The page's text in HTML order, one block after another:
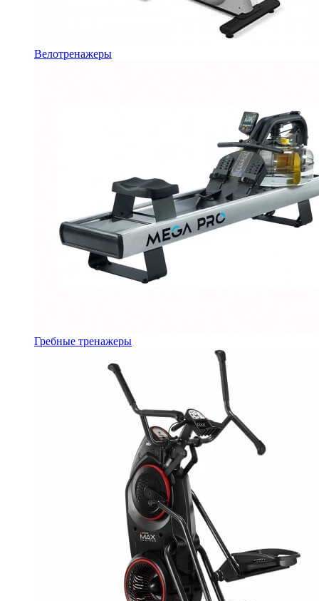
Велотренажеры
Гребные тренажеры